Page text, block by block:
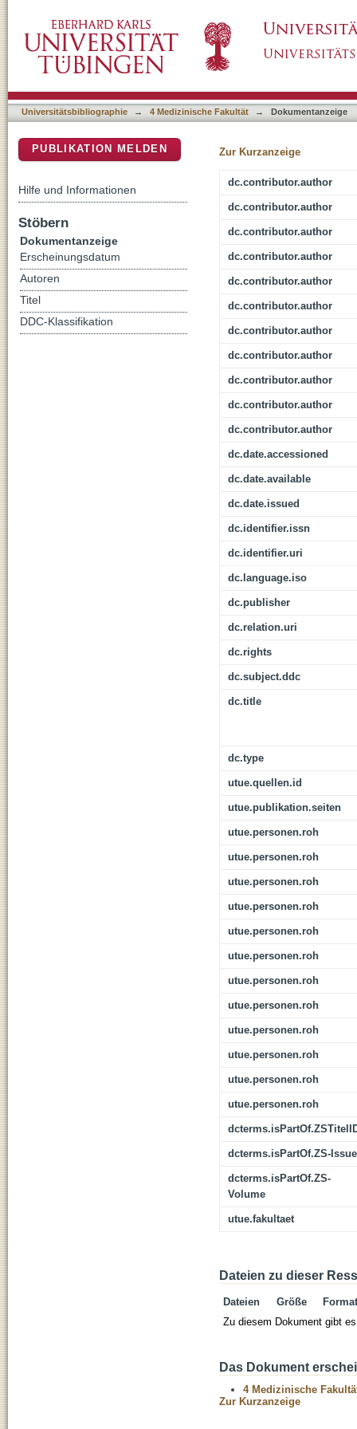
coronary syndromes and augments
Universitätsbibliographie → 4 Medizinische Fakultät → Dokumentanzeige
Zur Kurzanzeige
dc.contributor.author
dc.contributor.author
dc.contributor.author
dc.contributor.author
dc.contributor.author
dc.contributor.author
dc.contributor.author
dc.contributor.author
dc.contributor.author
dc.contributor.author
dc.contributor.author
dc.date.accessioned
dc.date.available
dc.date.issued
dc.identifier.issn
dc.identifier.uri
dc.language.iso
dc.publisher
dc.relation.uri
dc.rights
dc.subject.ddc
dc.title
dc.type
utue.quellen.id
utue.publikation.seiten
utue.personen.roh
utue.personen.roh
utue.personen.roh
utue.personen.roh
utue.personen.roh
utue.personen.roh
utue.personen.roh
utue.personen.roh
utue.personen.roh
utue.personen.roh
utue.personen.roh
utue.personen.roh
dcterms.isPartOf.ZS-Issue
dcterms.isPartOf.ZS-
Volume
utue.fakultaet
Dateien zu dieser
Dateien Größe
Format
Zu diesem Dokument gibt
Das Dokument
4 Medizinische
Zur Kurzanzeige
PUBLIKATION MELDEN
Hilfe und Informationen
Stöbern
Dokumentanzeige
Erscheinungsdatum
Autoren
Titel
DDC-Klassifikation